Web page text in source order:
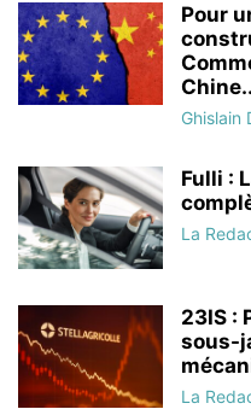
Pour
Ghislain
Fulli :
La
23IS :
sous-
La